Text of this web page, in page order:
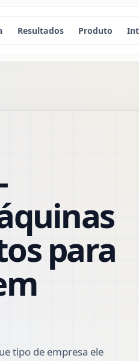
Resultados Produto
para
tipo de empresa ele